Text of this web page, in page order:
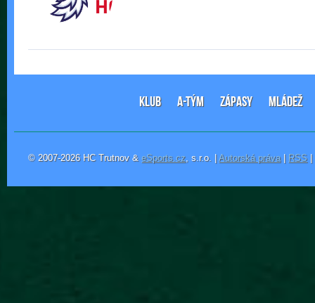
KLUB A-TÝM ZÁPASY MLÁDEŽ
© 2007-2026 HC Trutnov & eSports.cz, s.r.o. |Autorská práva| RSS |